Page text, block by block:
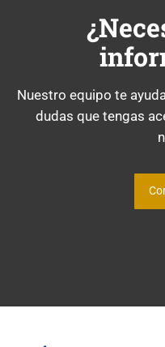
Nuestro equipo te
dudas que tengas